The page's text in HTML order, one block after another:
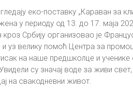
еко-поставку „Караван за
у периоду од 13. до 17. маја
Србију организовао је
велику помоћ Центра за
на наше предшколце и ученике
су значај воде за живи свет,
на свакодневни живот.